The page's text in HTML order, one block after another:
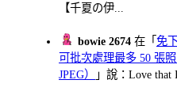
【千夏の伊...
bowie 2674 在「免
可批次處理最多 50 張
JPEG）
」說：Love that I